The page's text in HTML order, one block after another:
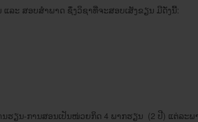
ລະ ສອບ​ສໍາພາດ ຊຶ່ງ​ວິຊາ​ທີ່​ຈະ​ສອບ​ເສັງ​ຂຽນ ມີ​ດັ່ງນີ້:
ຮຽນ​-ການ​ສອນເປັນ​ໜ່ວຍ​ກິດ 4 ພາກຮຽນ (2 ປີ) ​ແຕ່​ລະ​ພ